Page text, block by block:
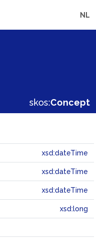
NL
skos:Concept
xsd:dateTime
xsd:dateTime
xsd:dateTime
xsd:long